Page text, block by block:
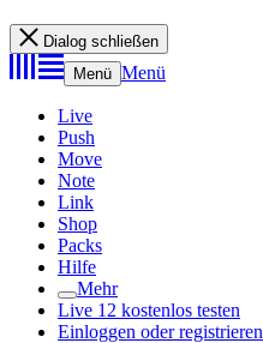
Dialog schließen
Menü Menü
Live
Push
Move
Note
Link
Shop
Packs
Hilfe
Mehr
Live 12 kostenlos testen
Einloggen oder registrieren